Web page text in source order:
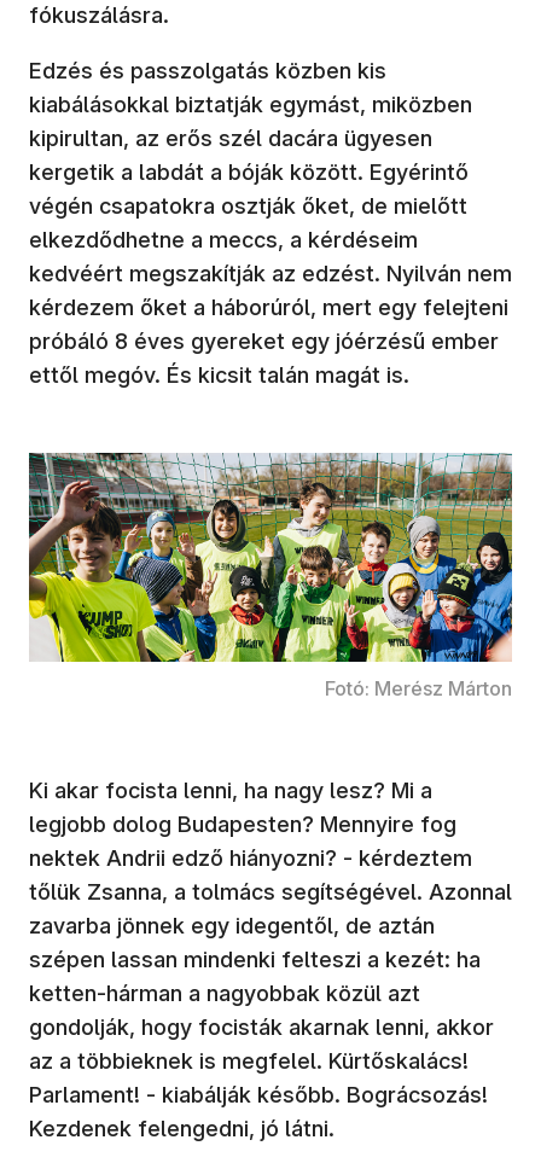
fókuszálásra.
Edzés és passzolgatás közben kis
kiabálásokkal biztatják egymást, miközben
kipirultan, az erős szél dacára ügyesen
kergetik a labdát a bóják között. Egyérintő
végén csapatokra osztják őket, de mielőtt
elkezdődhetne a meccs, a kérdéseim
kedvéért megszakítják az edzést. Nyilván nem
kérdezem őket a háborúról, mert egy felejteni
próbáló 8 éves gyereket egy jóérzésű ember
ettől megóv. És kicsit talán magát is.
Fotó: Merész Márton
Ki akar focista lenni, ha nagy lesz? Mi a
legjobb dolog Budapesten? Mennyire fog
nektek Andrii edző hiányozni? - kérdeztem
tőlük Zsanna, a tolmács segítségével. Azonnal
zavarba jönnek egy idegentől, de aztán
szépen lassan mindenki felteszi a kezét: ha
ketten-hárman a nagyobbak közül azt
gondolják, hogy focisták akarnak lenni, akkor
az a többieknek is megfelel. Kürtőskalács!
Parlament! - kiabálják később. Bográcsozás!
Kezdenek felengedni, jó látni.